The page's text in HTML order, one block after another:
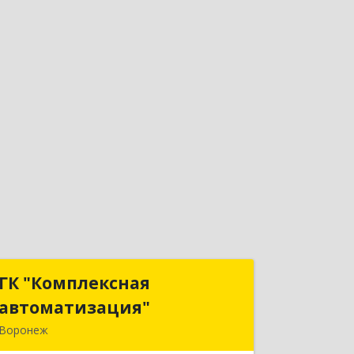
ГК "Комплексная
автоматизация"
Воронеж
ГК "Комплексная
автоматизация"